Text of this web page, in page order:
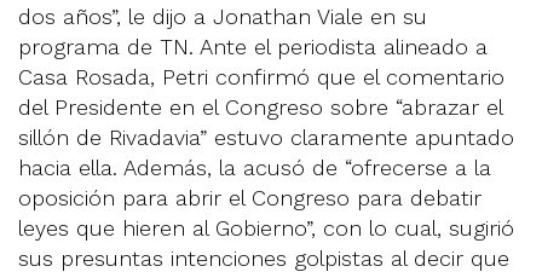
dos años”, le dijo a Jonathan Viale en su
programa de TN. Ante el periodista alineado a
Casa Rosada, Petri confirmó que el comentario
del Presidente en el Congreso sobre “abrazar el
sillón de Rivadavia” estuvo claramente apuntado
hacia ella. Además, la acusó de “ofrecerse a la
oposición para abrir el Congreso para debatir
leyes que hieren al Gobierno”, con lo cual, sugirió
sus presuntas intenciones golpistas al decir que